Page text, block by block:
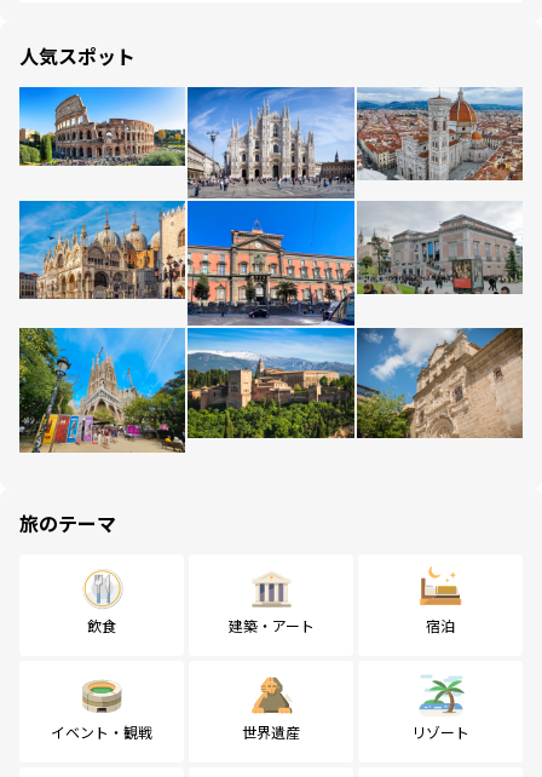
人気スポット
旅のテーマ
飲食 建築・アート 宿泊
イベント・観戦 世界遺産 リゾート